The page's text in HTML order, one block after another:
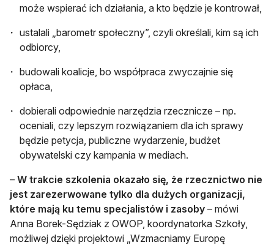
może wspierać ich działania, a kto będzie je kontrował,
ustalali „barometr społeczny”, czyli określali, kim są ich
odbiorcy,
budowali koalicje, bo współpraca zwyczajnie się
opłaca,
dobierali odpowiednie narzędzia rzecznicze – np.
oceniali, czy lepszym rozwiązaniem dla ich sprawy
będzie petycja, publiczne wydarzenie, budżet
obywatelski czy kampania w mediach.
– W trakcie szkolenia okazało się, że rzecznictwo nie
jest zarezerwowane tylko dla dużych organizacji,
które mają ku temu specjalistów i zasoby – mówi
Anna Borek-Sędziak z OWOP, koordynatorka Szkoły,
możliwej dzięki projektowi „Wzmacniamy Europę